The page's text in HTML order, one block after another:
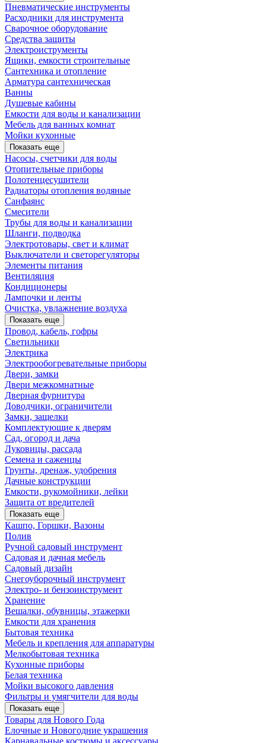
Пневматические инструменты
Расходники для инструмента
Сварочное оборудование
Средства защиты
Электроиструменты
Ящики, емкости строительные
Сантехника и отопление
Арматура сантехническая
Ванны
Душевые кабины
Емкости для воды и канализации
Мебель для ванных комнат
Мойки кухонные
Показать еще
Насосы, счетчики для воды
Отопительные приборы
Полотенцесушители
Радиаторы отопления водяные
Санфаянс
Смесители
Трубы для воды и канализации
Шланги, подводка
Электротовары, свет и климат
Выключатели и светорегуляторы
Элементы питания
Вентиляция
Кондиционеры
Лампочки и ленты
Очистка, увлажнение воздуха
Показать еще
Провод, кабель, гофры
Светильники
Электрика
Электрообогревательные приборы
Двери, замки
Двери межкомнатные
Дверная фурнитура
Доводчики, ограничители
Замки, защелки
Комплектующие к дверям
Сад, огород и дача
Луковицы, рассада
Семена и саженцы
Грунты, дренаж, удобрения
Дачные конструкции
Емкости, рукомойники, лейки
Защита от вредителей
Показать еще
Кашпо, Горшки, Вазоны
Полив
Ручной садовый инструмент
Садовая и дачная мебель
Садовый дизайн
Снегоуборочный инструмент
Электро- и бензоинструмент
Хранение
Вешалки, обувницы, этажерки
Емкости для хранения
Бытовая техника
Мебель и крепления для аппаратуры
Мелкобытовая техника
Кухонные приборы
Белая техника
Мойки высокого давления
Фильтры и умягчители для воды
Показать еще
Товары для Нового Года
Елочные и Новогодние украшения
Карнавальные костюмы и аксессуары